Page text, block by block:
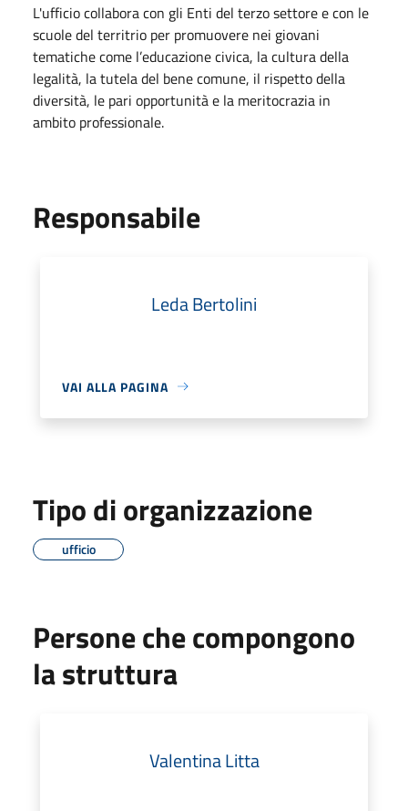
L'ufficio collabora con gli Enti del terzo settore e con le
scuole del territrio per promuovere nei giovani
tematiche come l’educazione civica, la cultura della
legalità, la tutela del bene comune, il rispetto della
diversità, le pari opportunità e la meritocrazia in
ambito professionale.
Responsabile
Leda Bertolini
VAI ALLA PAGINA
Tipo di organizzazione
ufficio
Persone che compongono
la struttura
Valentina Litta